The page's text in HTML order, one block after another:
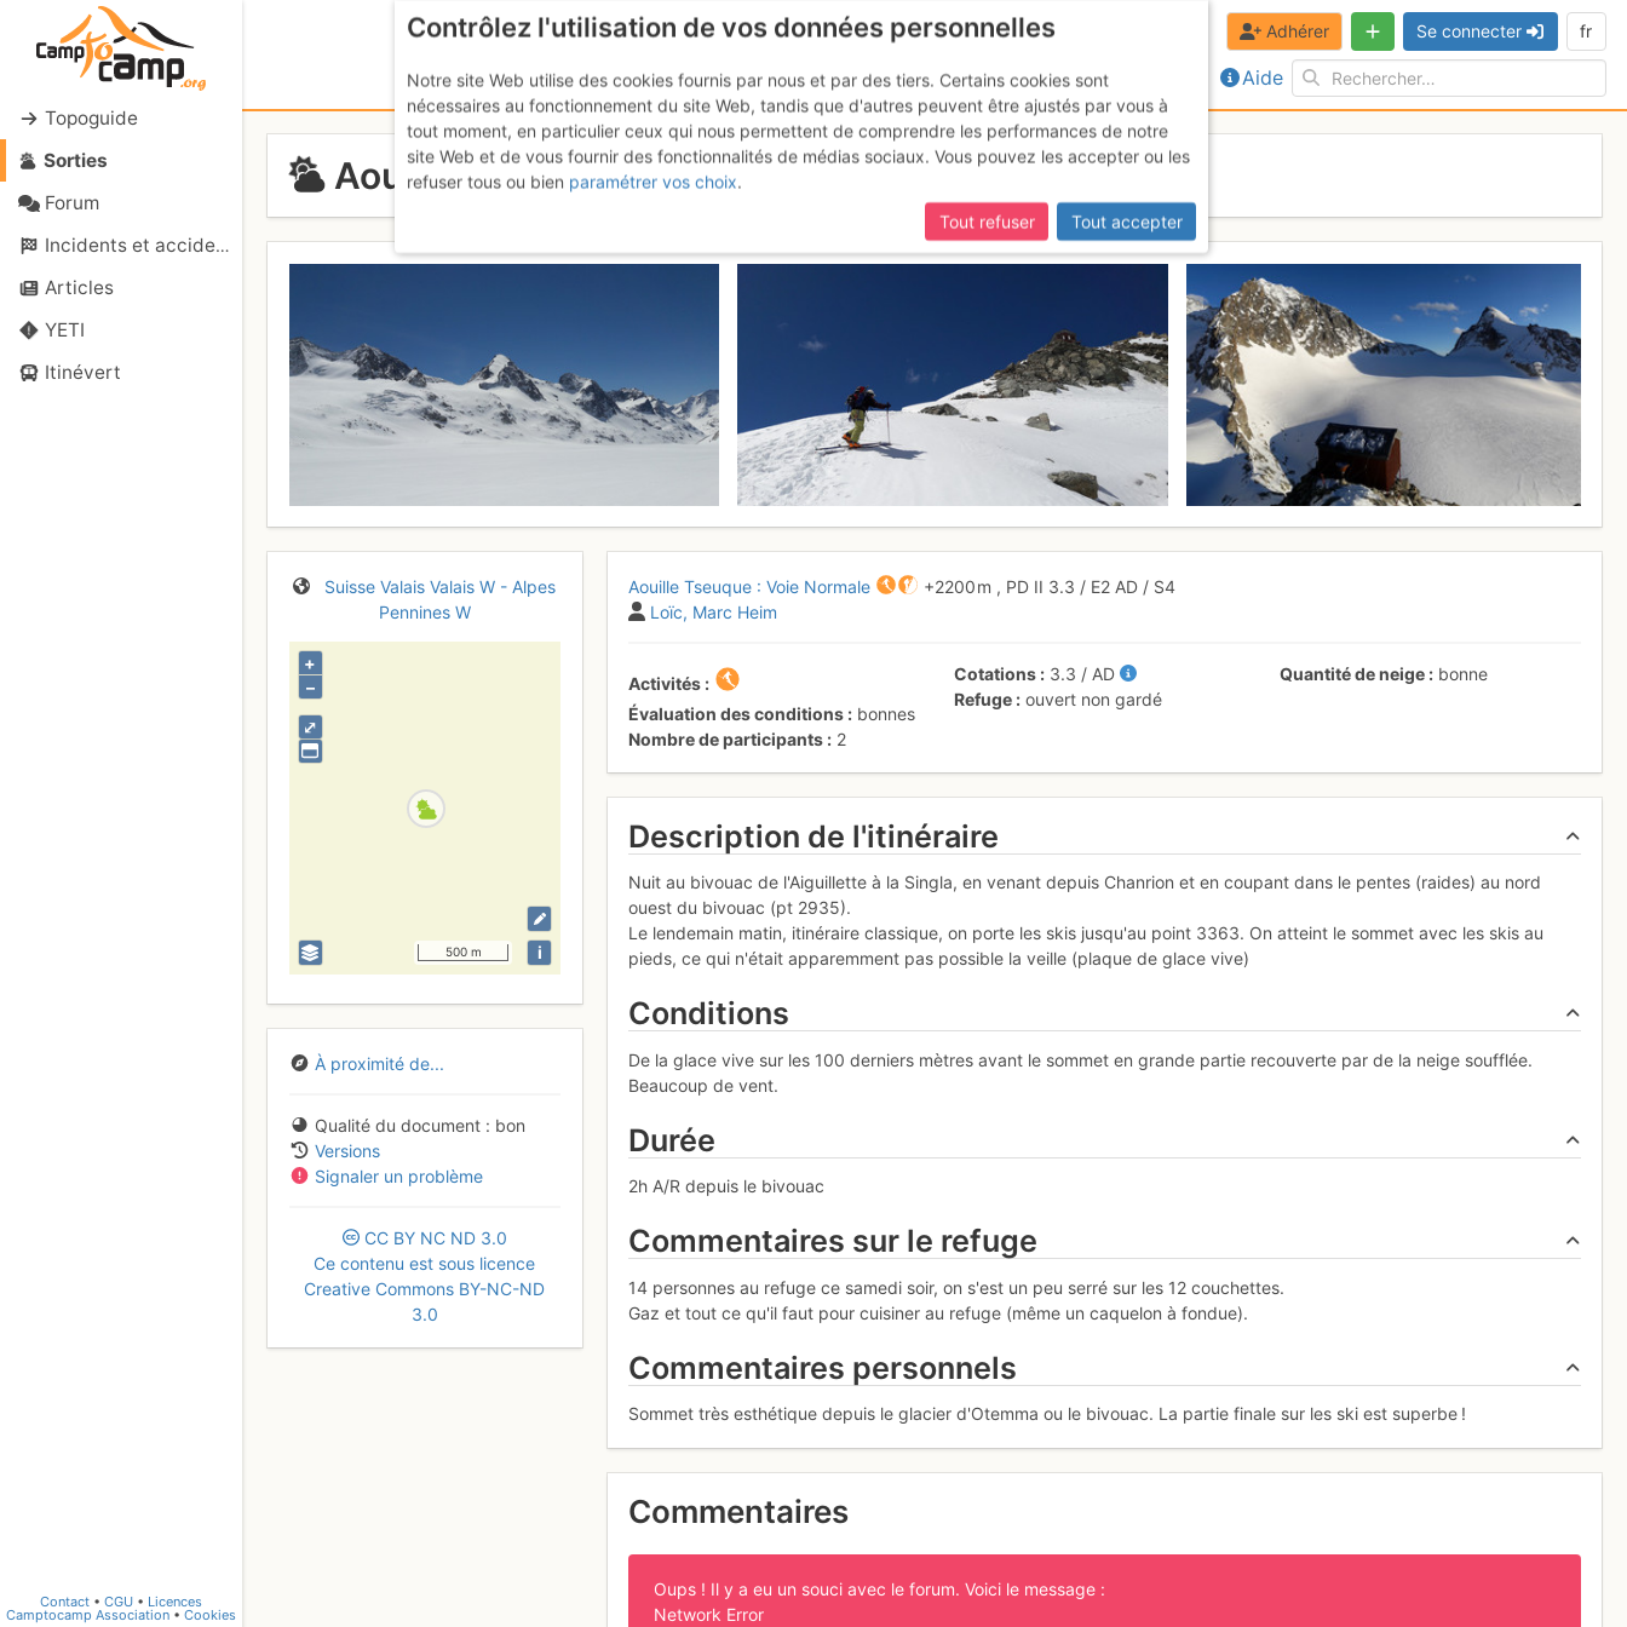
Topoguide
Sorties
Forum
Incidents et accidents
Articles
YETI
Itinévert
Contact • CGU • Licences
Camptocamp Association • Cookies
Aide
Adhérer Se connecter fr
Aouille Tseuque : Voie Normale
Suisse Valais Valais W - Alpes
Pennines W
⤢
+
–
500 m i
À proximité de...
Qualité du document
bon
Versions
Signaler un problème
CC BY NC ND 3.0
Ce contenu est sous licence
Creative Commons BY-NC-ND
3.0
Aouille Tseuque : Voie Normale +2200 m , PD II 3.3 / E2 AD / S4
Loïc Marc Heim
Activités
Évaluation des conditions
bonnes
Nombre de participants
2
Cotations 3.3 / AD
Refuge
ouvert non gardé
Quantité de neige bonne
Description de l'itinéraire
Nuit au bivouac de l'Aiguillette à la Singla, en venant depuis Chanrion et en coupant dans le pentes (raides) au nord
ouest du bivouac (pt 2935).
Le lendemain matin, itinéraire classique, on porte les skis jusqu'au point 3363. On atteint le sommet avec les skis au
pieds, ce qui n'était apparemment pas possible la veille (plaque de glace vive)
Conditions
De la glace vive sur les 100 derniers mètres avant le sommet en grande partie recouverte par de la neige soufflée.
Beaucoup de vent.
Durée
2h A/R depuis le bivouac
Commentaires sur le refuge
14 personnes au refuge ce samedi soir, on s'est un peu serré sur les 12 couchettes.
Gaz et tout ce qu'il faut pour cuisiner au refuge (même un caquelon à fondue).
Commentaires personnels
Sommet très esthétique depuis le glacier d'Otemma ou le bivouac. La partie finale sur les ski est superbe !
Commentaires
Oups ! Il y a eu un souci avec le forum. Voici le message :
Network Error
Contrôlez l'utilisation de vos données personnelles
Notre site Web utilise des cookies fournis par nous et par des tiers. Certains cookies sont
nécessaires au fonctionnement du site Web, tandis que d'autres peuvent être ajustés par vous à
tout moment, en particulier ceux qui nous permettent de comprendre les performances de notre
site Web et de vous fournir des fonctionnalités de médias sociaux. Vous pouvez les accepter ou les
refuser tous ou bien paramétrer vos choix.
Tout refuser
Tout accepter